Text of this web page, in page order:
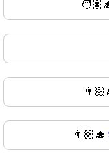
👨🏼‍🎓